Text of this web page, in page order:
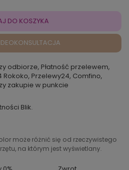
DO KOSZYKA
odbiorze, Płatność przelewem,
Rokoko, Przelewy24, Comfino,
zakupie w punkcie
Blik.
może różnić się od rzeczywistego
na którym jest wyświetlany.